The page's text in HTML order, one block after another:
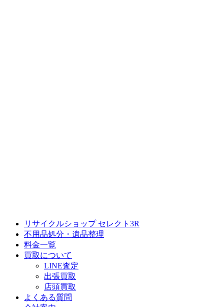
リサイクルショップ セレクト3R
不用品処分・遺品整理
料金一覧
買取について
LINE査定
出張買取
店頭買取
よくある質問